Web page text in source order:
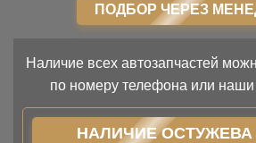
ПОДБОР ЧЕРЕЗ
Наличие всех автозапчастей
по номеру телефона или
НАЛИЧИЕ ОСТУЖЕВА